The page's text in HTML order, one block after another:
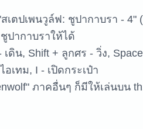
าเ
ตปเพนวูล์ฟ: ชูปากาบรา - 4"
ปากาบราให้ได้
ดิน, Shift + ลูกศร - วิ่ง,
เทม, I - เปิดกระเป๋า
ภาคอื่นๆ ก็มีให้เล่นบน